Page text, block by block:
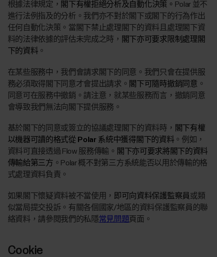
根據法律規定， 閣下有權拒絕分析及自動化決策。 Polar 並不
進行法例指及的分析。我們亦不對於閣下或閣下的行為作出
任何自動化決策。當閣下禁止處理閣下的資料且處理閣下資
料的法律依據的評估未完成之時， 閣下亦可要求限制處理閣
下的資料。
在某些服務中，我們會請求閣下的同意。我們只會在提供服
務必須取得閣下同意才會提出請求。 閣下可隨時撤銷同意 。
同意可在服務中撤銷。請注意，就某些服務而言，撤銷同意
會導致我們無法向閣下提供服務。
基於閣下的同意或簽立的協議處理閣下的資料時， 閣下有權
以機器可讀的格式從 Polar 系統中獲得閣下的資料。例如，
資料可直接透過 Flow 服務傳輸。 閣下亦可要求將閣下的資料
傳輸給第三方 。Polar 概不對第三方系統能否以用於傳輸的格
式處理資料負責。
如果閣下懷疑資料被不當使用， 即可向資料保護監察員或類
似當局提交投訴。有關各個國家/地區的資料保護監察員的聯
絡資料，請參閱我們的私隱常見問題頁面。
Cookie